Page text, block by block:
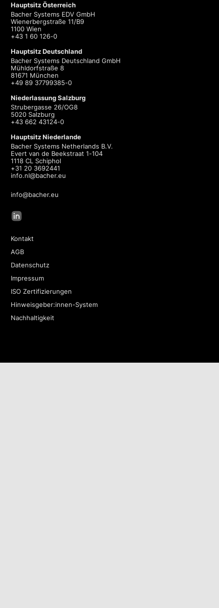
Hauptsitz Österreich
Bacher Systems EDV GmbH
Wienerbergstraße 11/B9
1100 Wien
+43 1 60 126-0
Hauptsitz Deutschland
Bacher Systems Deutschland GmbH
Mühldorfstraße 8
81671 München
+49 89 37799385-0
Niederlassung Salzburg
Strubergasse 26/OG8
5020 Salzburg
+43 662 43124-0
Hauptsitz Niederlande
Bacher Systems Netherlands B.V.
Evert van de Beekstraat 1-104
1118 CL Schiphol
+31 20 3692441
info.nl@bacher.eu
info@bacher.eu
Kontakt
AGB
Datenschutz
Impressum
ISO Zertifizierungen
Hinweisgeber:innen-System
Nachhaltigkeit